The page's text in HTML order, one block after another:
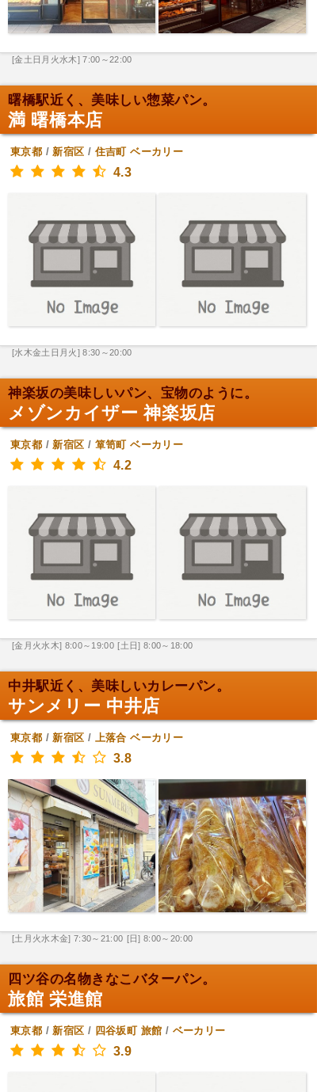
[金土日月火水木] 7:00～22:00
曙橋駅近く、美味しい惣菜パン。
満 曙橋本店
東京都 /新宿区 / 住吉町 ベーカリー
4.3
[水木金土日月火] 8:30～20:00
神楽坂の美味しいパン、宝物のように。
メゾンカイザー 神楽坂店
東京都 /新宿区 / 箪笥町 ベーカリー
4.2
[金月火水木] 8:00～19:00 [土日] 8:00～18:00
中井駅近く、美味しいカレーパン。
サンメリー 中井店
東京都 /新宿区 / 上落合 ベーカリー
3.8
[土月火水木金] 7:30～21:00 [日] 8:00～20:00
四ツ谷の名物きなこバターパン。
旅館 栄進館
東京都 /新宿区 / 四谷坂町 旅館 / ベーカリー
3.9